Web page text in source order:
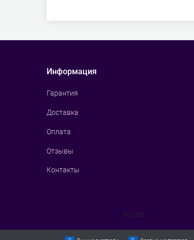
Информация
Гарантия
Доставка
Оплата
Отзывы
Контакты
© 2026